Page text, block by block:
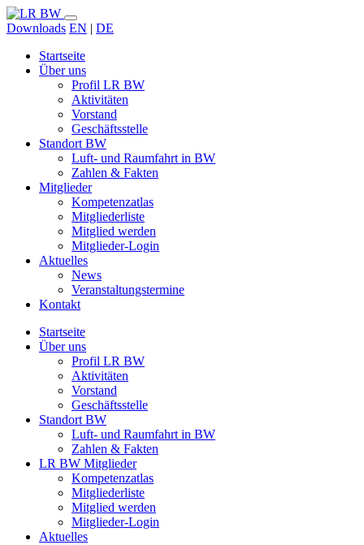
Downloads EN | DE
Startseite
Über uns
Profil LR BW
Aktivitäten
Vorstand
Geschäftsstelle
Standort BW
Luft- und Raumfahrt in BW
Zahlen & Fakten
Mitglieder
Kompetenzatlas
Mitgliederliste
Mitglied werden
Mitglieder-Login
Aktuelles
News
Veranstaltungstermine
Kontakt
Startseite
Über uns
Profil LR BW
Aktivitäten
Vorstand
Geschäftsstelle
Standort BW
Luft- und Raumfahrt in BW
Zahlen & Fakten
LR BW Mitglieder
Kompetenzatlas
Mitgliederliste
Mitglied werden
Mitglieder-Login
Aktuelles